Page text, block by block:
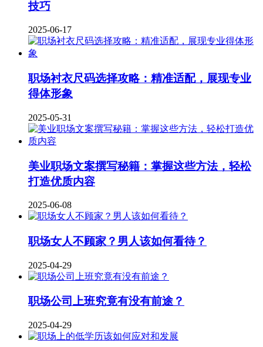
技巧
2025-06-17
职场衬衣尺码选择攻略：精准适配，展现专业
得体形象
2025-05-31
美业职场文案撰写秘籍：掌握这些方法，轻松
打造优质内容
2025-06-08
职场女人不顾家？男人该如何看待？
2025-04-29
职场公司上班究竟有没有前途？
2025-04-29